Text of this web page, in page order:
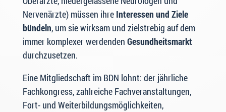
Nervenärzte) müssen ihre Interessen und Ziele
bündeln, um sie wirksam und zielstrebig auf dem
immer komplexer werdenden Gesundheitsmarkt
durchzusetzen.
Eine Mitgliedschaft im BDN lohnt: der jährliche
Fachkongress, zahlreiche Fachveranstaltungen,
Fort- und Weiterbildungsmöglichkeiten,